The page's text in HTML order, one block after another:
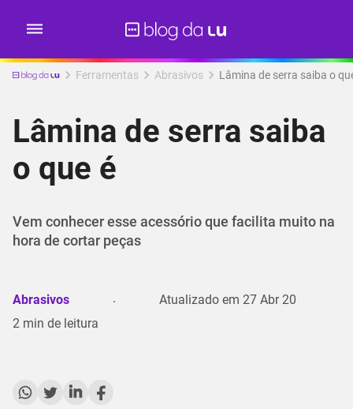
Ferramentas Abrasivos Lâmina de serra saiba o
Lâmina de serra saiba
o que é
Vem conhecer esse acessório que facilita muito na
hora de cortar peças
Abrasivos Atualizado em 27 Abr 20
2 min de leitura